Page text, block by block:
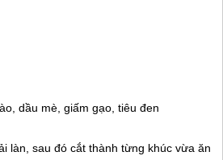
dầu mè, giấm gạo, tiêu đen
làn, sau đó cắt thành từng khúc vừa ăn